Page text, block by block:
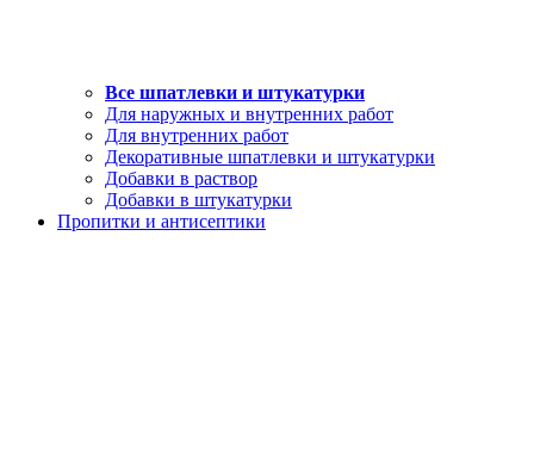
Все шпатлевки и штукатурки
Для наружных и внутренних работ
Для внутренних работ
Декоративные шпатлевки и штукатурки
Добавки в раствор
Добавки в штукатурки
Пропитки и антисептики